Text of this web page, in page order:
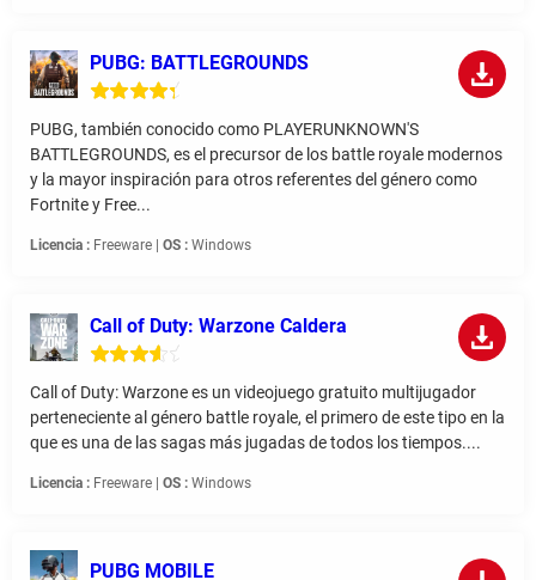
PUBG: BATTLEGROUNDS
PUBG, también conocido como PLAYERUNKNOWN'S
BATTLEGROUNDS, es el precursor de los battle royale modernos
y la mayor inspiración para otros referentes del género como
Fortnite y Free...
Licencia : Freeware | OS : Windows
Call of Duty: Warzone Caldera
Call of Duty: Warzone es un videojuego gratuito multijugador
perteneciente al género battle royale, el primero de este tipo en la
que es una de las sagas más jugadas de todos los tiempos....
Licencia : Freeware | OS : Windows
PUBG MOBILE